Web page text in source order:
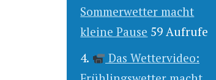
Sommerwetter macht
kleine Pause 59 Aufrufe
Das Wettervideo: